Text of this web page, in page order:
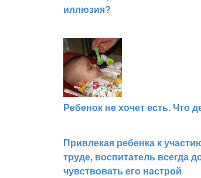
иллюзия?
Ребенок не хочет есть. Что
Привлекая ребенка к
труде, воспитатель всегда
чувствовать его настрой